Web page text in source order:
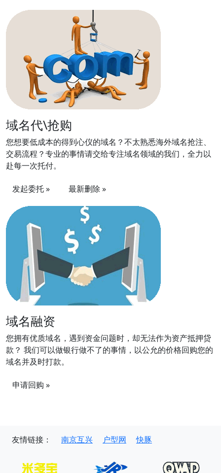
域名代\抢购
您想要低成本的得到心仪的域名？不太熟悉海外域名抢注、
交易流程？专业的事情请交给专注域名领域的我们，全力以
赴每一次托付。
发起委托 » 最新删除 »
域名融资
您拥有优质域名，遇到资金问题时，却无法作为资产抵押贷
款？ 我们可以做银行做不了的事情，以公允的价格回购您的
域名并及时打款。
申请回购 »
友情链接： 南京互兴 户型网 快豚